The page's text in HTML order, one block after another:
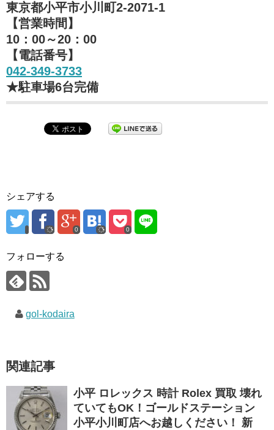
東京都小平市小川町2-2071-1
【営業時間】
10：00～20：00
【電話番号】
042-349-3733
★駐車場6台完備
シェアする
0 0
フォローする
gol-kodaira
関連記事
小平 ロレックス 時計 Rolex 買取 壊れ
ていてもOK！ゴールドステーション
小平小川町店へお越しください！ 新